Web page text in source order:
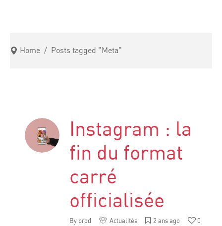
Home / Posts tagged "Meta"
Instagram : la
fin du format
carré
officialisée
By prod Actualités 2 ans ago 0